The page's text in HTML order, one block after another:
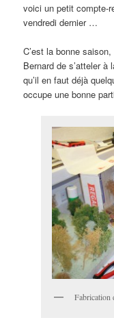
voici un petit compte-
vendredi dernier …
C’est la bonne
Bernard de s’atteler à
qu’il en faut déjà
occupe une bonne
Fabrication